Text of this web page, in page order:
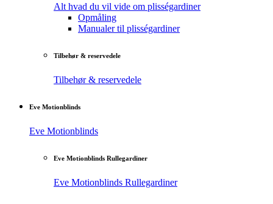
Alt hvad du vil vide om plisségardiner
Opmåling
Manualer til plisségardiner
Tilbehør & reservedele
Tilbehør & reservedele
Eve Motionblinds
Eve Motionblinds
Eve Motionblinds Rullegardiner
Eve Motionblinds Rullegardiner